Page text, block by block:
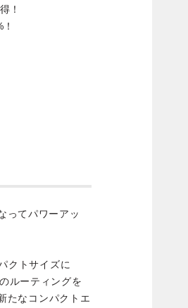
！
ってパワーアッ
クトサイズに
ルーティングを
たなコンパクトエ